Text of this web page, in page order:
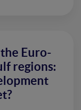
Euro-
regions: